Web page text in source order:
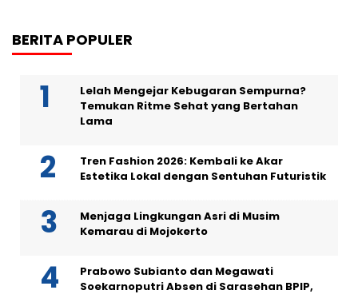
BERITA POPULER
Lelah Mengejar Kebugaran Sempurna?
Temukan Ritme Sehat yang Bertahan
Lama
Tren Fashion 2026: Kembali ke Akar
Estetika Lokal dengan Sentuhan Futuristik
Menjaga Lingkungan Asri di Musim
Kemarau di Mojokerto
Prabowo Subianto dan Megawati
Soekarnoputri Absen di Sarasehan BPIP,